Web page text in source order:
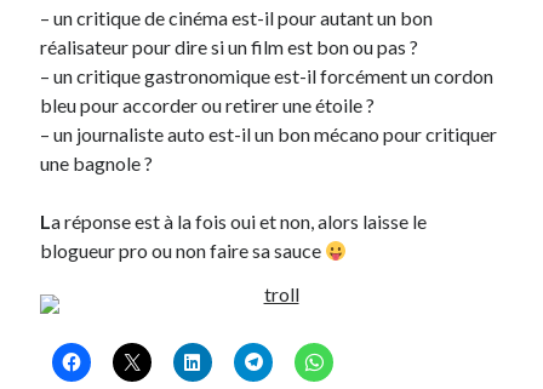
Post inutile
Proust
Sorties cuculturelles
Tavukoi
Vidéos
– un critique de cinéma est-il pour autant un bon
réalisateur pour dire si un film est bon ou pas ?
– un critique gastronomique est-il forcément un cordon
bleu pour accorder ou retirer une étoile ?
– un journaliste auto est-il un bon mécano pour critiquer
une bagnole ?
La réponse est à la fois oui et non, alors laisse le
blogueur pro ou non faire sa sauce